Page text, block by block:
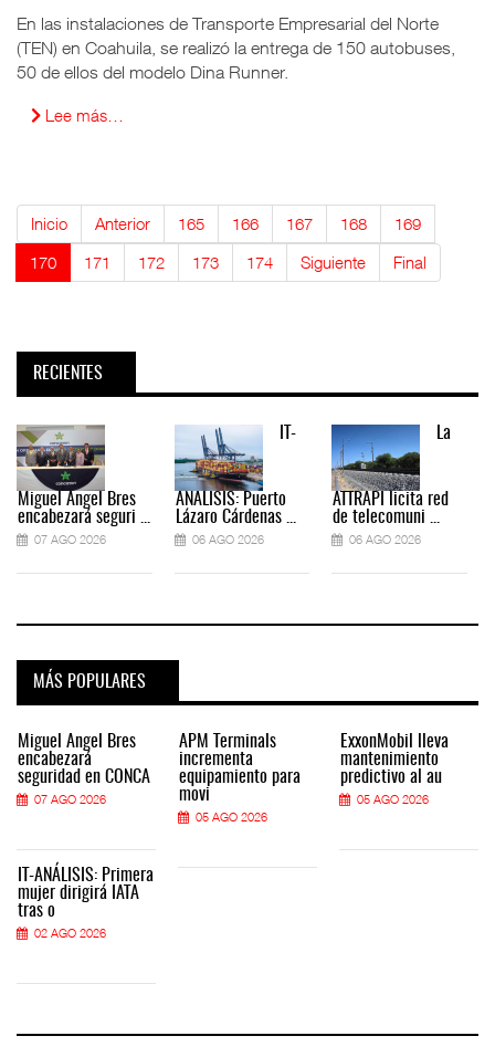
En las instalaciones de Transporte Empresarial del Norte
(TEN) en Coahuila, se realizó la entrega de 150 autobuses,
50 de ellos del modelo Dina Runner.
Lee más…
Inicio Anterior 165 166 167 168
169
170
171 172 173 174 Siguiente Final
RECIENTES
Miguel Ángel Bres
encabezará seguri ...
07 AGO 2026
IT-
ANÁLISIS: Puerto
Lázaro Cárdenas ...
06 AGO 2026
La
ATTRAPI licita red
de telecomuni ...
06 AGO 2026
MÁS POPULARES
Miguel Ángel Bres
encabezará
seguridad en CONCA
07 AGO 2026
IT-ANÁLISIS: Primera
mujer dirigirá IATA
tras o
02 AGO 2026
APM Terminals
incrementa
equipamiento para
movi
05 AGO 2026
ExxonMobil lleva
mantenimiento
predictivo al au
05 AGO 2026